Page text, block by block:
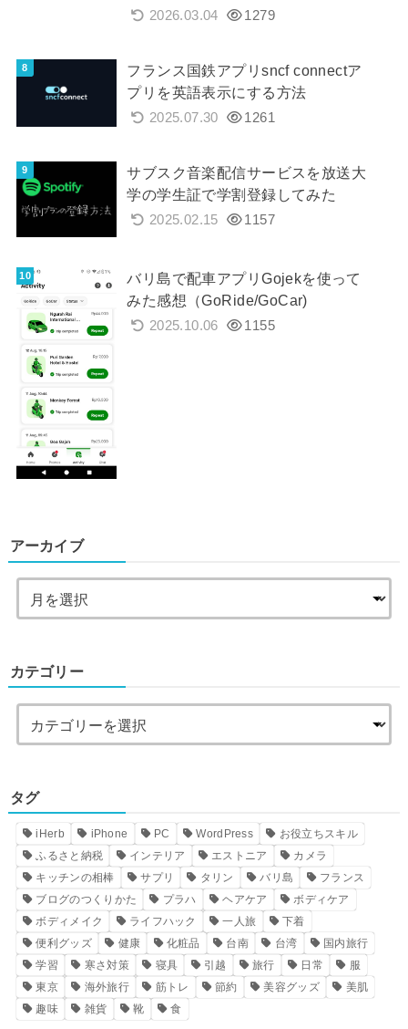
2026.03.04 1279
フランス国鉄アプリsncf connectア
プリを英語表示にする方法
2025.07.30 1261
サブスク音楽配信サービスを放送大
学の学生証で学割登録してみた
2025.02.15 1157
バリ島で配車アプリGojekを使って
みた感想（GoRide/GoCar)
2025.10.06 1155
アーカイブ
カテゴリー
タグ
iHerb iPhone PC WordPress
お役立ちスキル
ふるさと納税
インテリア エストニア
カメラ
キッチンの相棒
サプリ タリン バリ島
フランス
ブログのつくりかた
プラハ ヘアケア
ボディケア
ボディメイク
ライフハック 一人旅
下着
便利グッズ
健康 化粧品 台南 台湾
国内旅行
学習
寒さ対策 寝具 引越 旅行 日常
服
東京
海外旅行 筋トレ 節約 美容グッズ
美肌
趣味
雑貨 靴 食